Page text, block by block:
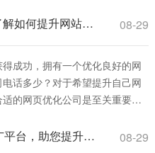
）中的排名所需支付的费用，这
昌邑网页优化公司电话多少？了解如何提升网站排名和流量 08-29
成功，拥有一个优化良好的网
话多少？对于希望提升自己网
的网页优化公司是至关重要
深入解析亚马逊SEO是什么推广平台，助您提升产品曝光率 08-29